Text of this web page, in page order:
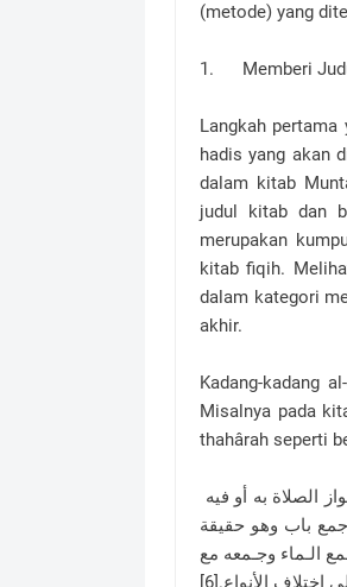
(metode) yang
1. Memberi
Langkah pertama
hadis yang akan
dalam kitab
judul kitab dan
merupakan
kitab fiqih.
dalam kategori
akhir.
Kadang-kadang
Misalnya pada
thahârah seperti
جمع باب وهو حقيقة
الـماء وجـمعه مع
اختلاف الأنواع.[6]